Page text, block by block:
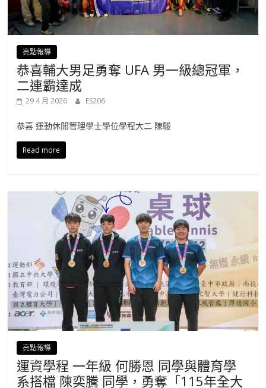
亮點報導
恭喜輔大男足勇奪 UFA 男一級總冠軍，
二連霸達成
29 4 月 2026 ES206
恭喜 運動休閒管理學士學位學程大二 陳駿
Read more
亮點報導
運資學程 一年級 何勝恩 同學與體育學
系搭檔 陳奕騰 同學，勇奪「115年全大